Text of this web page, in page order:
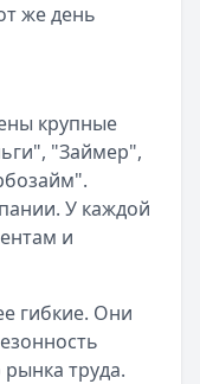
же день
крупные
"Займер",
У каждой
и
гибкие. Они
труда.